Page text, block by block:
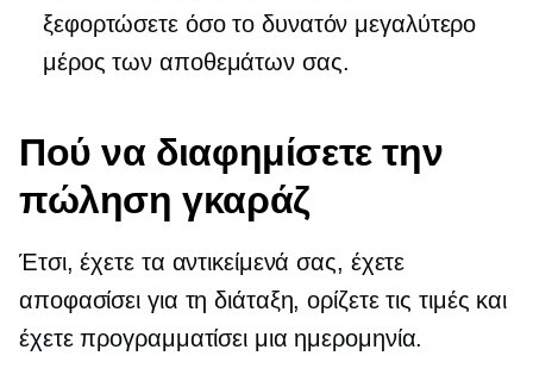
ξεφορτώσετε όσο το δυνατόν μεγαλύτερο
μέρος των αποθεμάτων σας.
Πού να διαφημίσετε την
πώληση γκαράζ
Έτσι, έχετε τα αντικείμενά σας, έχετε
αποφασίσει για τη διάταξη, ορίζετε τις τιμές και
έχετε προγραμματίσει μια ημερομηνία.